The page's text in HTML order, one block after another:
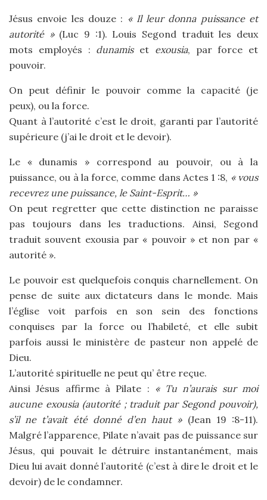
Jésus envoie les douze : « Il leur donna puissance et
autorité »(Luc 9 :1). Louis Segond traduit les deux
mots employés : dunamiset exousia, par force et
pouvoir.
On peut définir le pouvoir comme la capacité (je
peux), ou la force.
Quant à l’autorité c’est le droit, garanti par l’autorité
supérieure (j’ai le droit et le devoir).
Le « dunamis » correspond au pouvoir, ou à la
puissance, ou à la force, comme dans Actes 1 :8, « vous
recevrez une puissance, le Saint-Esprit… »
On peut regretter que cette distinction ne paraisse
pas toujours dans les traductions. Ainsi, Segond
traduit souvent exousia par « pouvoir » et non par «
autorité ».
Le pouvoir est quelquefois conquis charnellement. On
pense de suite aux dictateurs dans le monde. Mais
l’église voit parfois en son sein des fonctions
conquises par la force ou l’habileté, et elle subit
parfois aussi le ministère de pasteur non appelé de
Dieu.
L’autorité spirituelle ne peut qu’ être reçue.
Ainsi Jésus affirme à Pilate : « Tu n’aurais sur moi
aucune exousia (autorité ; traduit par Segond pouvoir),
s’il ne t’avait été donné d’en haut »(Jean 19 :8-11).
Malgré l’apparence, Pilate n’avait pas de puissance sur
Jésus, qui pouvait le détruire instantanément, mais
Dieu lui avait donné l’autorité (c’est à dire le droit et le
devoir) de le condamner.